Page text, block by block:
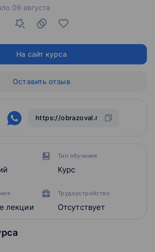
Тип обучения
Курс
лекции
Трудоустройство
Отсутствует
09 августа
На сайт курса
Оставить отзыв